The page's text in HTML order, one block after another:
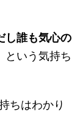
し誰も気心の
という気持ち
ちはわかり